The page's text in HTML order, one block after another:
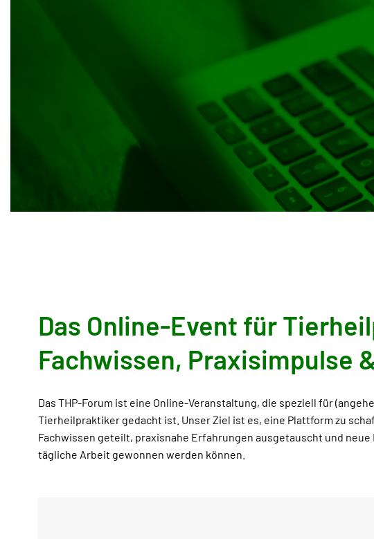
Das Online-Event für
Fachwissen, Praxisimpulse
Das THP-Forum ist eine Online-Veranstaltung, die speziell für
Tierheilpraktiker gedacht ist. Unser Ziel ist es, eine Plattform zu
Fachwissen geteilt, praxisnahe Erfahrungen ausgetauscht und neue
tägliche Arbeit gewonnen werden können.